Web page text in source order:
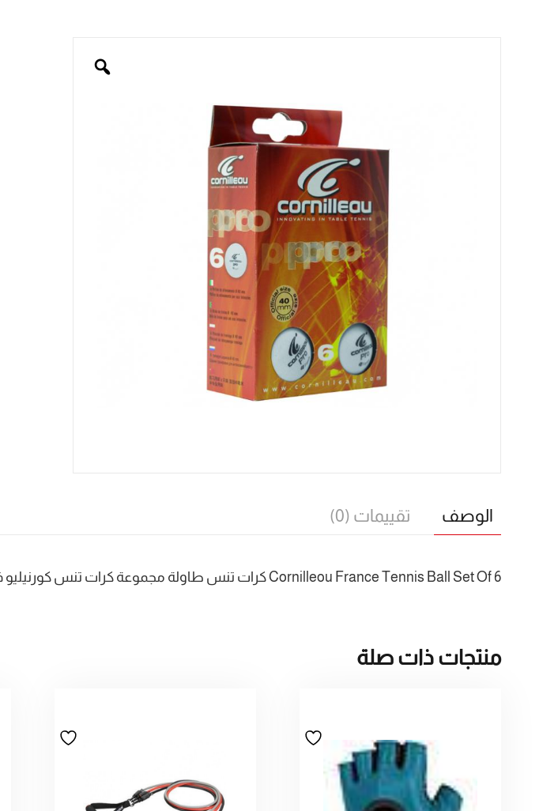
الوصف تقييمات (0)
Cornilleou France Tennis Ball Set Of 6 كرات تنس طاولة مجموعة كرات تنس كورنيليو فرنسا، 6 قطع
منتجات ذات صلة